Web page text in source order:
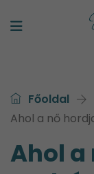
Főoldal
Ahol a nő
Ahol a